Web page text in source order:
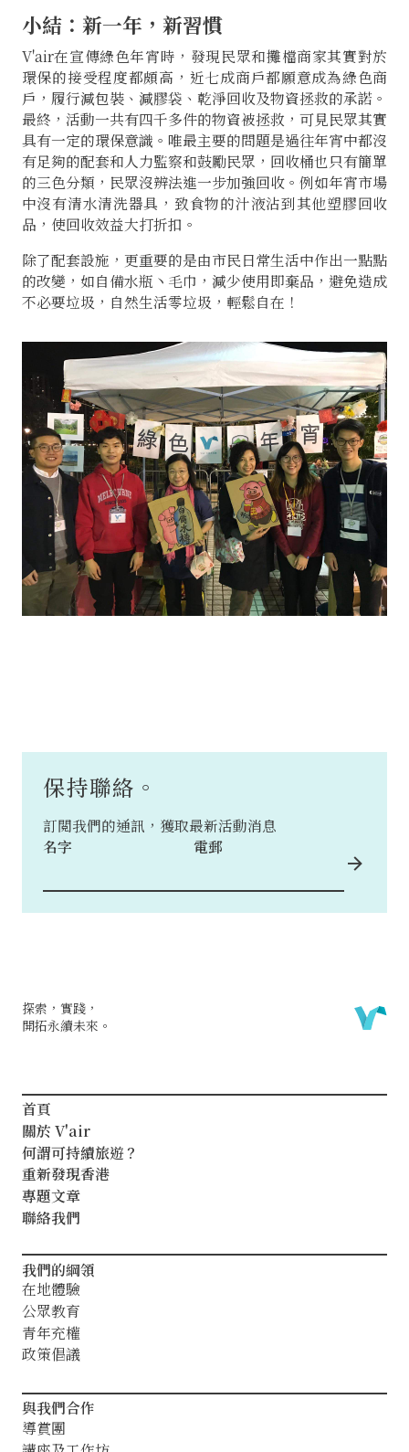
小結：新一年，新習慣
V'air在宣傳綠色年宵時，發現民眾和攤檔商家其實對於
環保的接受程度都頗高，近七成商戶都願意成為綠色商
戶，履行減包裝、減膠袋、乾淨回收及物資拯救的承諾。
最終，活動一共有四千多件的物資被拯救，可見民眾其實
具有一定的環保意識。唯最主要的問題是過往年宵中都沒
有足夠的配套和人力監察和鼓勵民眾，回收桶也只有簡單
的三色分類，民眾沒辨法進一步加強回收。例如年宵市場
中沒有清水清洗器具，致食物的汁液沾到其他塑膠回收
品，使回收效益大打折扣。
除了配套設施，更重要的是由市民日常生活中作出一點點
的改變，如自備水瓶丶毛巾，減少使用即棄品，避免造成
不必要垃圾，自然生活零垃圾，輕鬆自在！
保持聯絡。
訂閲我們的通訊，獲取最新活動消息
名字
電郵
探索，實踐，
開拓永續未來。
首頁
關於 V'air
何謂可持續旅遊？
重新發現香港
專題文章
聯絡我們
我們的綱領
在地體驗
公眾教育
青年充權
政策倡議
與我們合作
導賞團